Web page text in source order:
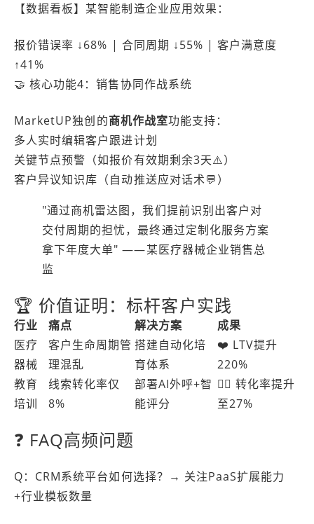
【数据看板】某智能制造企业应用效果：
报价错误率 ↓68% | 合同周期 ↓55% | 客户满意度
↑41%
🤝 核心功能4：销售协同作战系统
MarketUP独创的商机作战室功能支持：
多人实时编辑客户跟进计划
关键节点预警（如报价有效期剩余3天⚠️）
客户异议知识库（自动推送应对话术💬）
"通过商机雷达图，我们提前识别出客户对
交付周期的担忧，最终通过定制化服务方案
拿下年度大单" ——某医疗器械企业销售总
监
🏆 价值证明：标杆客户实践
行业 痛点 解决方案
成果
医疗
器械
客户生命周期管
理混乱
搭建自动化培
育体系
❤️ LTV提升
220%
教育
培训
线索转化率仅
8%
部署AI外呼+智
能评分
👍🏻 转化率提升
至27%
❓ FAQ高频问题
Q：CRM系统平台如何选择？→ 关注PaaS扩展能力
+行业模板数量